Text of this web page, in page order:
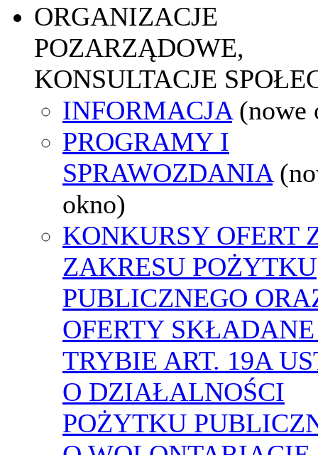
ORGANIZACJE
POZARZĄDOWE,
KONSULTACJE
INFORMACJA (nowe
PROGRAMY I
SPRAWOZDANIA
okno)
KONKURSY OFERT
ZAKRESU POŻYTKU
PUBLICZNEGO
OFERTY
TRYBIE ART. 19A
O DZIAŁALNOŚCI
POŻYTKU